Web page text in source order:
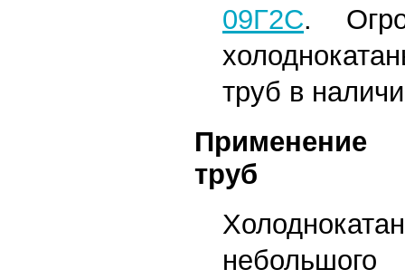
09Г2С.
труб в
Применение
труб